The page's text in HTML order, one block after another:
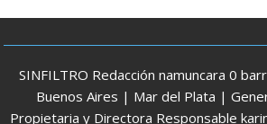
SINFILTRO Redacción namuncara 0
Buenos Aires | Mar del Plata |
Propietaria y Directora Responsable